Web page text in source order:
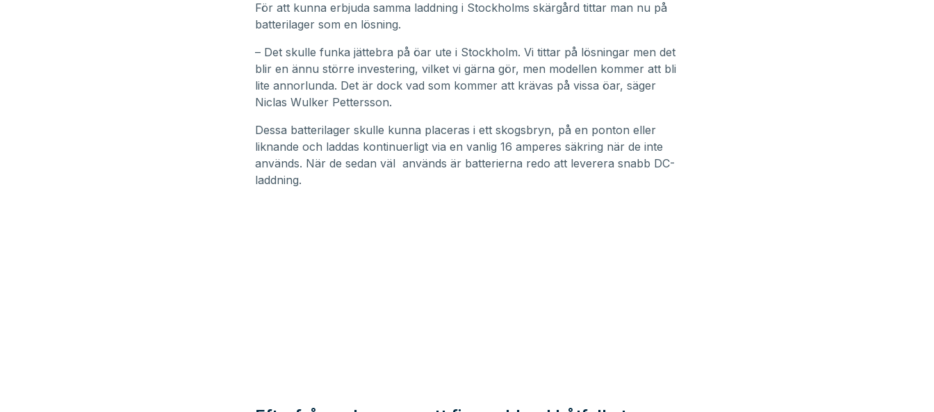
För att kunna erbjuda samma laddning i Stockholms skärgård tittar man nu på
batterilager som en lösning.
– Det skulle funka jättebra på öar ute i Stockholm. Vi tittar på lösningar men det
blir en ännu större investering, vilket vi gärna gör, men modellen kommer att bli
lite annorlunda. Det är dock vad som kommer att krävas på vissa öar, säger
Niclas Wulker Pettersson.
Dessa batterilager skulle kunna placeras i ett skogsbryn, på en ponton eller
liknande och laddas kontinuerligt via en vanlig 16 amperes säkring när de inte
används. När de sedan väl används är batterierna redo att leverera snabb DC-
laddning.